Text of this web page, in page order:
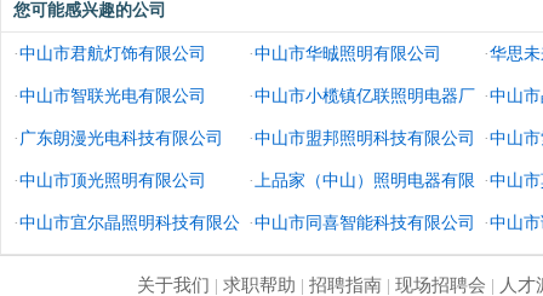
您可能感兴趣的公司
·中山市君航灯饰有限公司 ·中山市华晠照明有限公司 ·华思
造有限
·中山市智联光电有限公司 ·中山市小榄镇亿联照明电器厂 ·中山
·广东朗漫光电科技有限公司 ·中山市盟邦照明科技有限公司 ·中山
·中山市顶光照明有限公司 ·上品家（中山）照明电器有限
公司
·中山
·中山市宜尔晶照明科技有限公 ·中山市同喜智能科技有限公司 ·中山
关于我们 | 求职帮助 | 招聘指南| 现场招聘会 | 人才